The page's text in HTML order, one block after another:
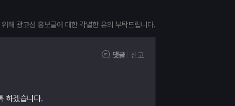
해 광고성 홍보글에 대한 각별한 유의 부탁드립니다.
댓글 신고
하겠습니다.